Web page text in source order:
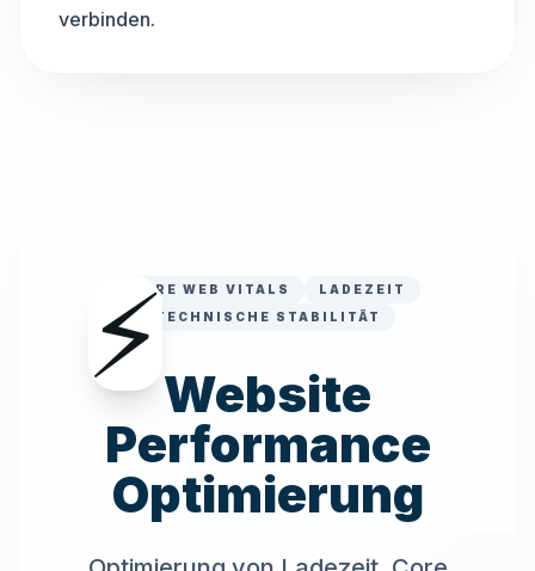
verbinden.
⚡CORE WEB VITALS
LADEZEIT
TECHNISCHE STABILITÄT
Website
Performance
Optimierung